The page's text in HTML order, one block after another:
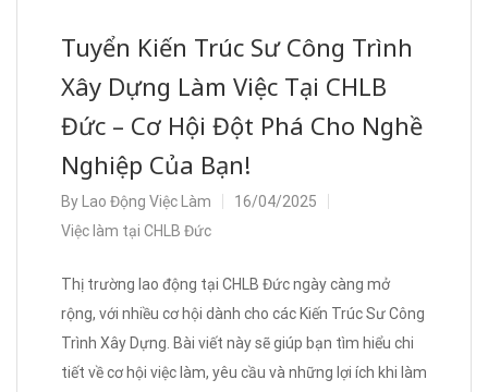
Tuyển Kiến Trúc Sư Công Trình
Xây Dựng Làm Việc Tại CHLB
Đức – Cơ Hội Đột Phá Cho Nghề
Nghiệp Của Bạn!
By Lao Động Việc Làm
16/04/2025
Việc làm tại CHLB Đức
Thị trường lao động tại CHLB Đức ngày càng mở
rộng, với nhiều cơ hội dành cho các Kiến Trúc Sư Công
Trình Xây Dựng. Bài viết này sẽ giúp bạn tìm hiểu chi
tiết về cơ hội việc làm, yêu cầu và những lợi ích khi làm